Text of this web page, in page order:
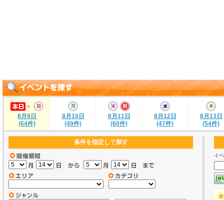
8月9日
(64件)
8月10日
(49件)
8月11日
(60件)
8月12日
(47件)
8月13日
(54件)
条件を指定して探す
イ